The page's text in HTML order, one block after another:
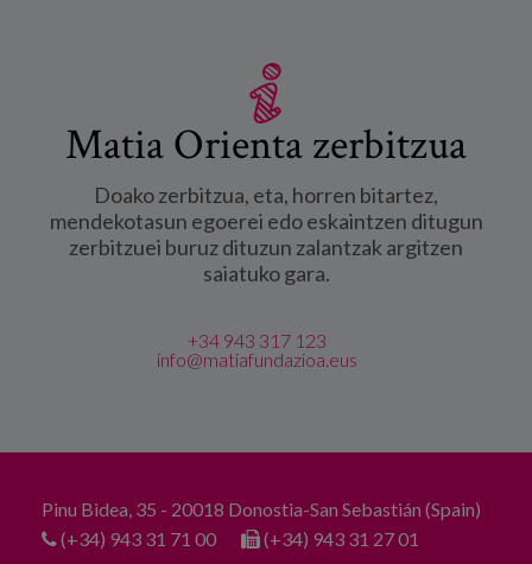
Matia Orienta zerbitzua
Doako zerbitzua, eta, horren bitartez,
mendekotasun egoerei edo eskaintzen ditugun
zerbitzuei buruz dituzun zalantzak argitzen
saiatuko gara.
+34 943 317 123
info@matiafundazioa.eus
Pinu Bidea, 35 - 20018 Donostia-San Sebastián (Spain)
(+34) 943 31 71 00
(+34) 943 31 27 01